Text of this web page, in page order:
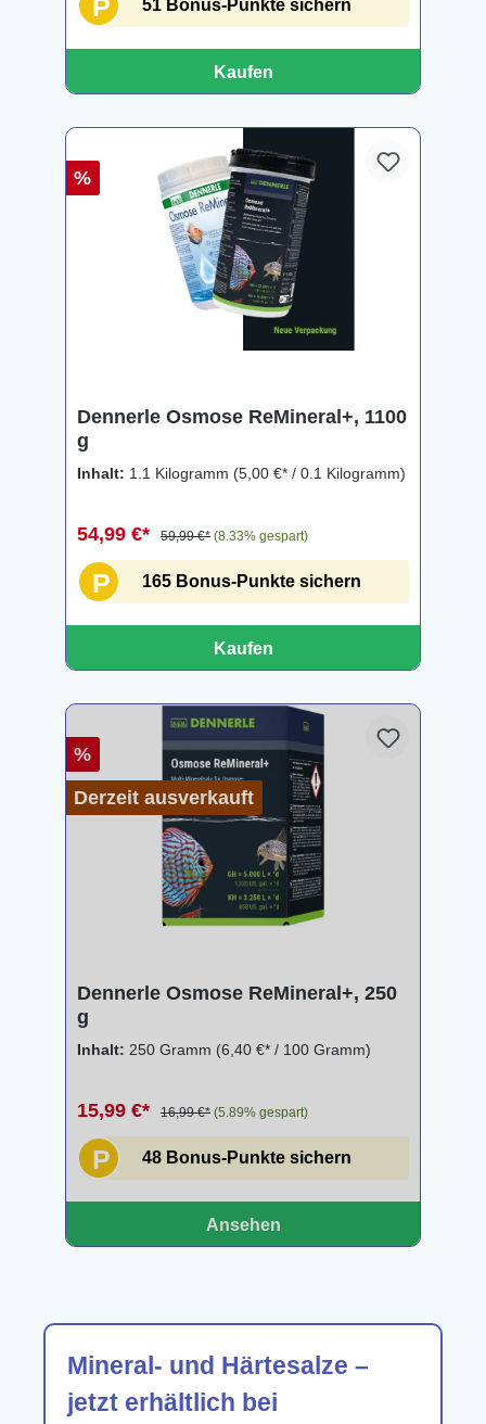
P 51 Bonus-Punkte sichern
Kaufen
%
Dennerle Osmose ReMineral+, 1100
g
Inhalt: 1.1 Kilogramm (5,00 €* / 0.1 Kilogramm)
54,99 €* 59,99 €* (8.33% gespart)
P 165 Bonus-Punkte sichern
Kaufen
%
Derzeit ausverkauft
Dennerle Osmose ReMineral+, 250
g
Inhalt: 250 Gramm (6,40 €* / 100 Gramm)
15,99 €* 16,99 €* (5.89% gespart)
P 48 Bonus-Punkte sichern
Ansehen
Mineral- und Härtesalze –
jetzt erhältlich bei